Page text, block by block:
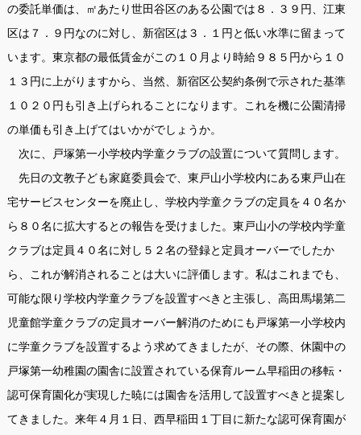
の委託単価は、㎡あたり世田谷区のある公園では８．３９円、江東
区は７．９円なのに対し、新宿区は３．１円と低い水準に留まって
います。東京都の最低賃金がこの１０月より時給９８５円から１０
１３円に上がりますから、当然、新宿区公契約条例で示された基準
１０２０円も引き上げられることになります。これを機に公園清掃
の単価も引き上げてはいかがでしょうか。
次に、戸塚第一小学校内学童クラブの設置について質問します。
先日の文教子ども家庭委員会で、東戸山小学校内にある東戸山在
宅サービスセンターを廃止し、学校内学童クラブの定員を４０名か
ら８０名に拡大するとの報告を受けました。東戸山小の学校内学童
クラブは定員４０名に対し５２名の登録と定員オーバーでしたか
ら、これが解消されることは大いに評価します。私はこれまでも、
可能な限り学校内学童クラブを設置すべきと主張し、高田馬場第二
児童館学童クラブの定員オーバー解消のためにも戸塚第一小学校内
に学童クラブを設置するよう求めてきましたが、その際、休園中の
戸塚第一幼稚園の園舎に設置されている保育ルーム早稲田の移転・
認可保育園化が実現した暁には園舎を活用して設置すべきと提案し
てきました。来年４月１日、西早稲田１丁目に新たな認可保育園が